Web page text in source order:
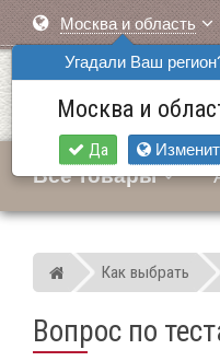
Москва и область
Угадали Ваш
Москва и
Да
Все товары
Мир детских
Как выбрать
Вопрос по